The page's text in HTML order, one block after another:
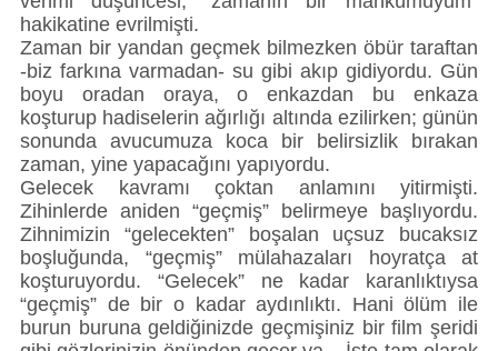
hakikatine evrilmişti.
Zaman bir yandan geçmek bilmezken öbür taraftan
-biz farkına varmadan- su gibi akıp gidiyordu. Gün
boyu oradan oraya, o enkazdan bu enkaza
koşturup hadiselerin ağırlığı altında ezilirken; günün
sonunda avucumuza koca bir belirsizlik bırakan
zaman, yine yapacağını yapıyordu.
Gelecek kavramı çoktan anlamını yitirmişti.
Zihinlerde aniden “geçmiş” belirmeye başlıyordu.
Zihnimizin “gelecekten” boşalan uçsuz bucaksız
boşluğunda, “geçmiş” mülahazaları hoyratça at
koşturuyordu. “Gelecek” ne kadar karanlıktıysa
“geçmiş” de bir o kadar aydınlıktı. Hani ölüm ile
burun buruna geldiğinizde geçmişiniz bir film şeridi